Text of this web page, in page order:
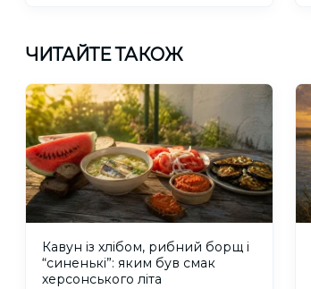
ЧИТАЙТЕ ТАКОЖ
Кавун із хлібом, рибний борщ і
“синенькі”: яким був смак
херсонського літа